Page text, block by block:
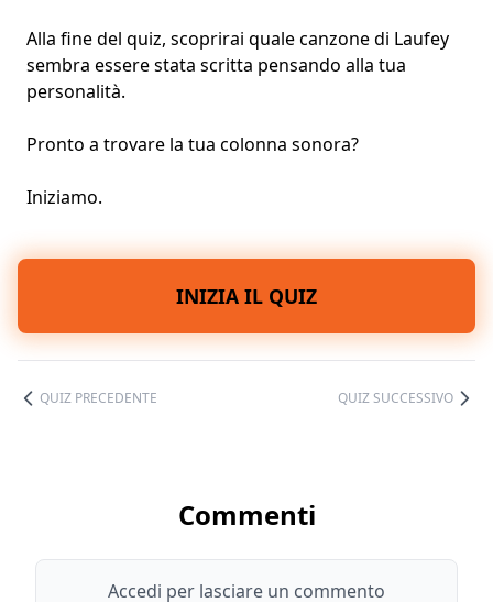
Alla fine del quiz, scoprirai quale canzone di Laufey
sembra essere stata scritta pensando alla tua
personalità.
Pronto a trovare la tua colonna sonora?
Iniziamo.
INIZIA IL QUIZ
QUIZ PRECEDENTE QUIZ SUCCESSIVO
Commenti
Accedi per lasciare un commento